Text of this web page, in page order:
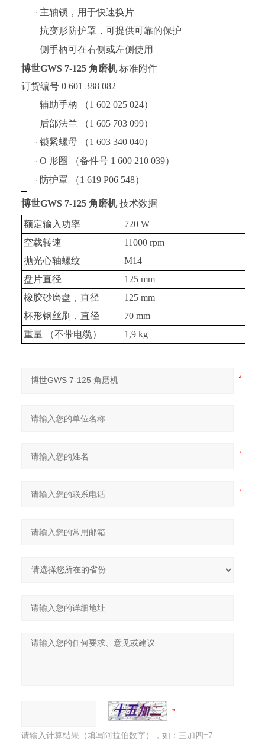
· 主轴锁，用于快速换片
· 抗变形防护罩，可提供可靠的保护
· 侧手柄可在右侧或左侧使用
博世GWS 7-125 角磨机 标准附件
订货编号 0 601 388 082
· 辅助手柄 （1 602 025 024）
· 后部法兰 （1 605 703 099）
· 锁紧螺母 （1 603 340 040）
· O 形圈 （备件号 1 600 210 039）
· 防护罩 （1 619 P06 548）
博世GWS 7-125 角磨机 技术数据
额定输入功率
720 W
空载转速
11000 rpm
抛光心轴螺纹
M14
盘片直径
125 mm
橡胶砂磨盘，直径
125 mm
杯形钢丝刷，直径
70 mm
重量 （不带电缆）
1,9 kg
请输入计算结果（填写阿拉伯数字），如：三加四=7